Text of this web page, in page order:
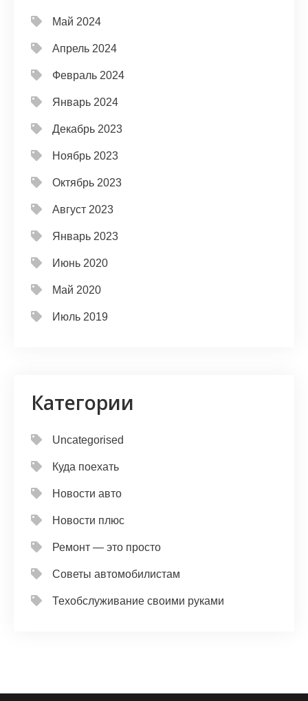
Май 2024
Апрель 2024
Февраль 2024
Январь 2024
Декабрь 2023
Ноябрь 2023
Октябрь 2023
Август 2023
Январь 2023
Июнь 2020
Май 2020
Июль 2019
Категории
Uncategorised
Куда поехать
Новости авто
Новости плюс
Ремонт — это просто
Советы автомобилистам
Техобслуживание своими руками